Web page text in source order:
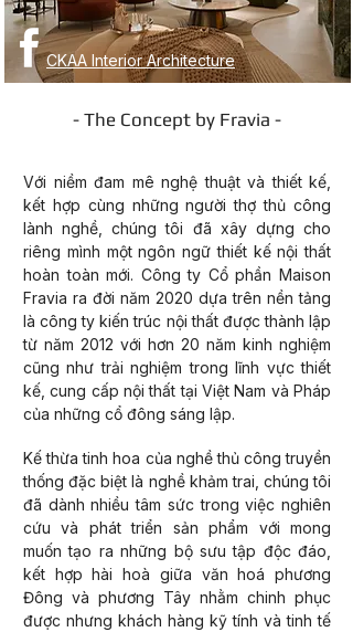
CKAA Interior Architecture
Với niềm đam mê nghệ thuật và thiết kế,
kết hợp cùng những người thợ thủ công
lành nghề, chúng tôi đã xây dựng cho
riêng mình một ngôn ngữ thiết kế nội thất
hoàn toàn mới. Công ty Cổ phần Maison
Fravia ra đời năm 2020 dựa trên nền tảng
là công ty kiến trúc nội thất được thành lập
từ năm 2012 với hơn 20 năm kinh nghiệm
cũng như trải nghiệm trong lĩnh vực thiết
kế, cung cấp nội thất tại Việt Nam và Pháp
của những cổ đông sáng lập.
Kế thừa tinh hoa của nghề thủ công truyền
thống đặc biệt là nghề khảm trai, chúng tôi
đã dành nhiều tâm sức trong việc nghiên
cứu và phát triển sản phẩm với mong
muốn tạo ra những bộ sưu tập độc đáo,
kết hợp hài hoà giữa văn hoá phương
Đông và phương Tây nhằm chinh phục
được nhưng khách hàng kỹ tính và tinh tế
- The Concept by Fravia -